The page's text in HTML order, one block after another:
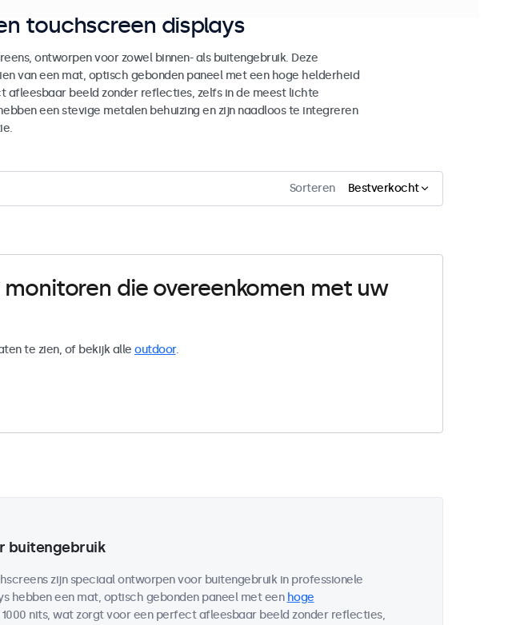
touchscreen displays
ontworpen voor zowel binnen- als buitengebruik. Deze
van een mat, optisch gebonden paneel met een hoge helderheid
afleesbaar beeld zonder reflecties, zelfs in de meest lichte
een stevige metalen behuizing en zijn naadloos te integreren
Sorteren Bestverkocht
monitoren die overeenkomen met uw
te zien, of bekijk alle outdoor.
buitengebruik
zijn speciaal ontworpen voor buitengebruik in professionele
hebben een mat, optisch gebonden paneel met een hoge
nits, wat zorgt voor een perfect afleesbaar beeld zonder reflecties,